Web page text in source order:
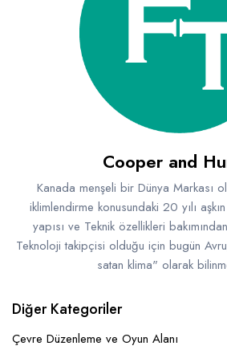
Cooper and
Kanada menşeli bir Dünya Markası
iklimlendirme konusundaki 20 yılı
yapısı ve Teknik özellikleri
Teknoloji takipçisi olduğu için bugün
satan klima" olarak
Diğer Kategoriler
Çevre Düzenleme ve Oyun Alanı